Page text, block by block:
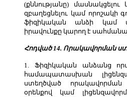
(քննությանը)
զբաղեցնելու կամ որոշակի
ֆիզիկական անձի կամ
իրավունքը կարող է
Հոդված 14. Որակավորման
1. Ֆիզիկական անձանց
համապատասխան
ստեղծված որակավորման
օրենքով կամ